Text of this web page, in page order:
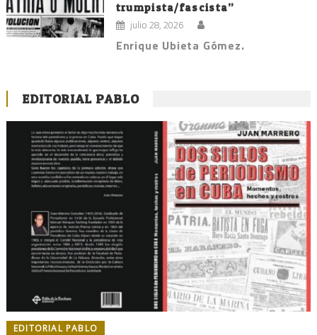
trumpista/fascista”
julio 28, 2026
Enrique Ubieta Gómez.
EDITORIAL PABLO
EDITORIAL PABLO